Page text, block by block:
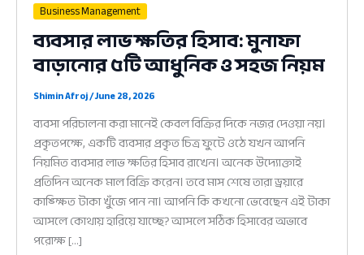
Business Management
ব্যবসার লাভ ক্ষতির হিসাব: মুনাফা
বাড়ানোর ৫টি আধুনিক ও সহজ নিয়ম
Shimin Afroj/June 28, 2026
ব্যবসা পরিচালনা করা মানেই কেবল বিক্রির দিকে নজর দেওয়া নয়।
প্রকৃতপক্ষে, একটি ব্যবসার প্রকৃত চিত্র ফুটে ওঠে যখন আপনি
নিয়মিত ব্যবসার লাভ ক্ষতির হিসাব রাখেন। অনেক উদ্যোক্তাই
প্রতিদিন অনেক মাল বিক্রি করেন। তবে মাস শেষে তারা ড্রয়ারে
কাঙ্ক্ষিত টাকা খুঁজে পান না। আপনি কি কখনো ভেবেছেন এই টাকা
আসলে কোথায় হারিয়ে যাচ্ছে? আসলে সঠিক হিসাবের অভাবে
পরোক্ষ […]